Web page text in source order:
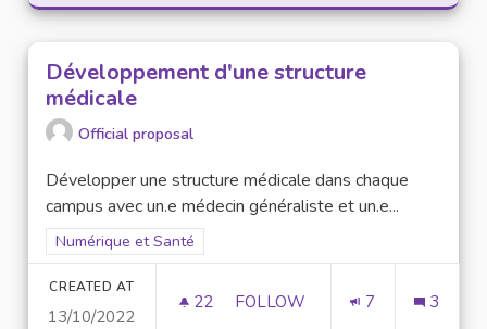
Développement d'une structure
médicale
Official proposal
Développer une structure médicale dans chaque
campus avec un.e médecin généraliste et un.e...
Filter results for scope: Numérique et Santé
Numérique et Santé
CREATED AT
13/10/2022
22 22 FOLLOWERS
FOLLOW 7 3